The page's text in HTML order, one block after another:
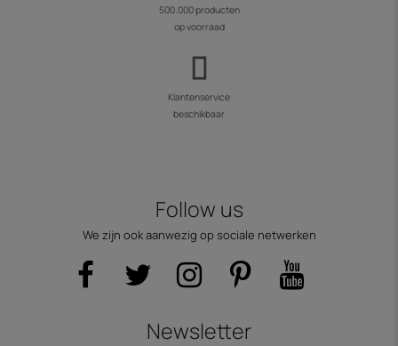
500.000 producten
op voorraad
Klantenservice
beschikbaar
Follow us
We zijn ook aanwezig op sociale netwerken
Newsletter